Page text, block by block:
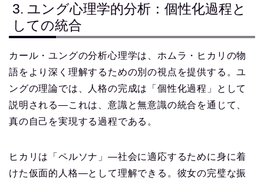
3. ユング心理学的分析：個性化過程と
しての統合
カール・ユングの分析心理学は、ホムラ・ヒカリの物
語をより深く理解するための別の視点を提供する。ユ
ングの理論では、人格の完成は「個性化過程」として
説明される—これは、意識と無意識の統合を通じて、
真の自己を実現する過程である。
ヒカリは「ペルソナ」—社会に適応するために身に着
けた仮面的人格—として理解できる。彼女の完璧な振